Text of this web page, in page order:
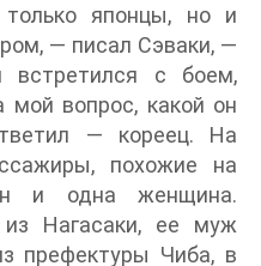
японцы, но и
— писал Сэваки, —
с боем,
вопрос, какой он
— кореец. На
похожие на
и одна женщина.
Нагасаки, ее муж
префектуры Чиба, в